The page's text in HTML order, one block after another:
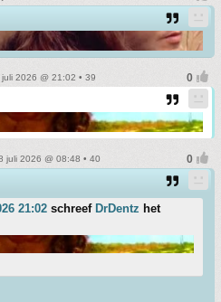
2026 @ 21:02 • 39
juli 2026 @ 08:48 • 40
21:02 schreef DrDentz het